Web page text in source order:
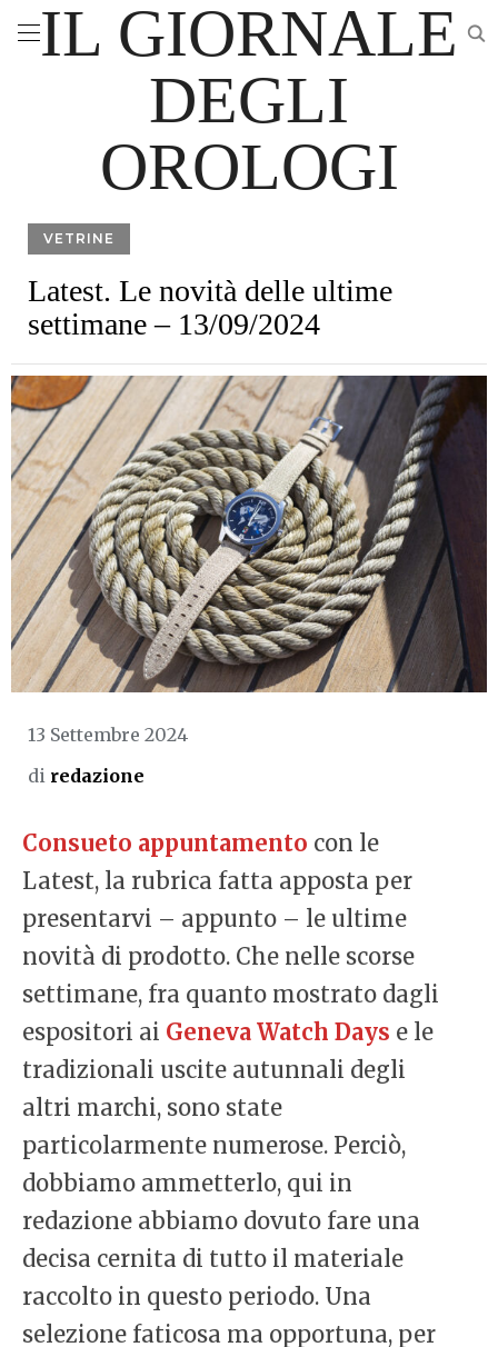
IL GIORNALE
DEGLI
OROLOGI
VETRINE
Latest. Le novità delle ultime
settimane – 13/09/2024
13 Settembre 2024
di redazione
Consueto appuntamento con le
Latest, la rubrica fatta apposta per
presentarvi – appunto – le ultime
novità di prodotto. Che nelle scorse
settimane, fra quanto mostrato dagli
espositori ai Geneva Watch Days e le
tradizionali uscite autunnali degli
altri marchi, sono state
particolarmente numerose. Perciò,
dobbiamo ammetterlo, qui in
redazione abbiamo dovuto fare una
decisa cernita di tutto il materiale
raccolto in questo periodo. Una
selezione faticosa ma opportuna, per